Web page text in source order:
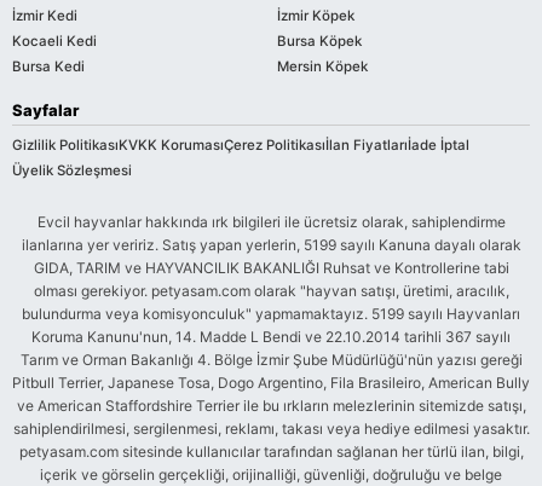
İzmir Kedi
Kocaeli Kedi
Bursa Kedi
İzmir Köpek
Bursa Köpek
Mersin Köpek
Sayfalar
Gizlilik PolitikasıKVKK KorumasıÇerez Politikasıİlan Fiyatlarıİade İptal
Üyelik Sözleşmesi
Evcil hayvanlar hakkında ırk bilgileri ile ücretsiz olarak, sahiplendirme
ilanlarına yer veririz. Satış yapan yerlerin, 5199 sayılı Kanuna dayalı olarak
GIDA, TARIM ve HAYVANCILIK BAKANLIĞI Ruhsat ve Kontrollerine tabi
olması gerekiyor. petyasam.com olarak "hayvan satışı, üretimi, aracılık,
bulundurma veya komisyonculuk" yapmamaktayız. 5199 sayılı Hayvanları
Koruma Kanunu'nun, 14. Madde L Bendi ve 22.10.2014 tarihli 367 sayılı
Tarım ve Orman Bakanlığı 4. Bölge İzmir Şube Müdürlüğü'nün yazısı gereği
Pitbull Terrier, Japanese Tosa, Dogo Argentino, Fila Brasileiro, American Bully
ve American Staffordshire Terrier ile bu ırkların melezlerinin sitemizde satışı,
sahiplendirilmesi, sergilenmesi, reklamı, takası veya hediye edilmesi yasaktır.
petyasam.com sitesinde kullanıcılar tarafından sağlanan her türlü ilan, bilgi,
içerik ve görselin gerçekliği, orijinalliği, güvenliği, doğruluğu ve belge